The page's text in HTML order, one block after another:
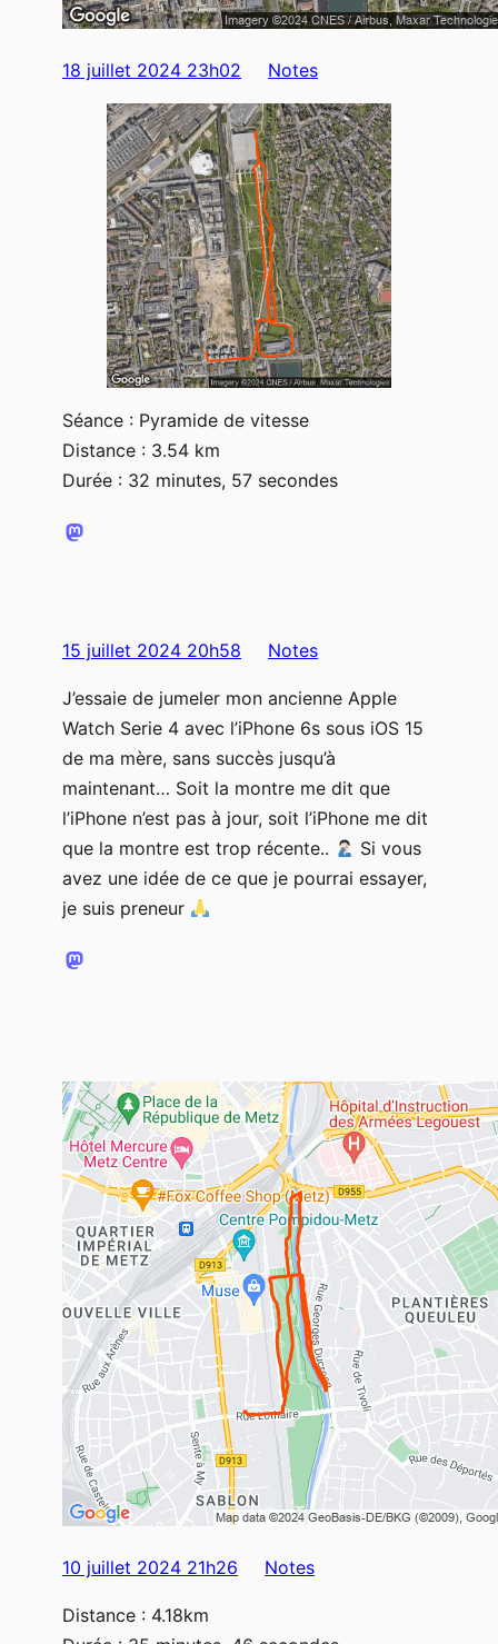
18 juillet 2024 23h02 Notes
Séance : Pyramide de vitesse
Distance : 3.54 km
Durée : 32 minutes, 57 secondes
15 juillet 2024 20h58 Notes
J’essaie de jumeler mon ancienne Apple
Watch Serie 4 avec l’iPhone 6s sous iOS 15
de ma mère, sans succès jusqu’à
maintenant… Soit la montre me dit que
l’iPhone n’est pas à jour, soit l’iPhone me dit
que la montre est trop récente..
Si vous
avez une idée de ce que je pourrai essayer,
je suis preneur
10 juillet 2024 21h26 Notes
Distance : 4.18km